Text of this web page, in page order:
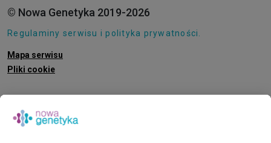
© Nowa Genetyka 2019-2026
Regulaminy serwisu i polityka prywatności.
Mapa serwisu
Pliki cookie
E-SKLEP